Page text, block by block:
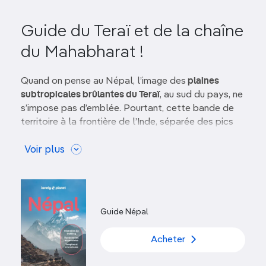
Guide du Teraï et de la chaîne
du Mahabharat !
Quand on pense au Népal, l’image des plaines
subtropicales brûlantes du Teraï, au sud du pays, ne
s’impose pas d’emblée. Pourtant, cette bande de
territoire à la frontière de l’Inde, séparée des pics
Mahabharat et des Churia
terre de contrastes. D’ouest en est, le Teraï est
parsemé d’une succession de
nationauxassez bien administrés :
Bardia, Chitwan et Koshi Tappu
Parallèlement, les principaux centres urbains
Voir plus
Guide Népal
Acheter